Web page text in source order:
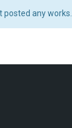
any works.